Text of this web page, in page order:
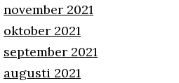
november 2021
oktober 2021
september 2021
augusti 2021